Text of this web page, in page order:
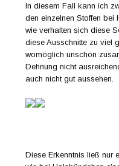
In diesem Fall kann ich
den einzelnen Stoffen bei
wie verhalten sich diese
diese Ausschnitte zu viel
womöglich unschön
Dehnung nicht
auch nicht gut aussehen.
Diese Erkenntnis ließ nur